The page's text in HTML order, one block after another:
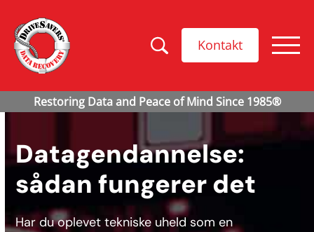
Kontakt
Datagendannelse:
sådan fungerer det
Har du oplevet tekniske uheld som en